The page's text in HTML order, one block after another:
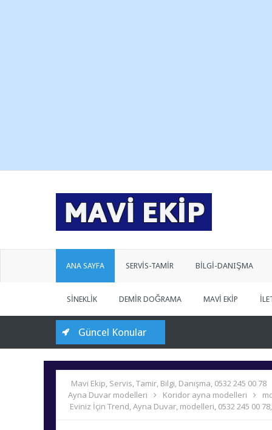
ANA SAYFA SERVİS-TAMİR BİLGİ-DANIŞMA
SİNEKLİK DEMİR DOĞRAMA MAVİ EKİP
Güncel Konular
Mavi Ekip, Servis, Tamir, Bilgi, Danışma, 0532 245 00 78
Ayna Duvar modelleri
Koridor ayna modelleri
Eviniz İçin Trend, Ayna Duvar, modelleri, 0532 245 00